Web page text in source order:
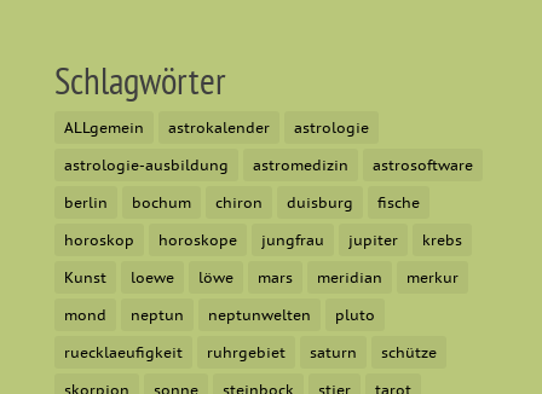
Schlagwörter
ALLgemein astrokalender astrologie
astrologie-ausbildung astromedizin astrosoftware
berlin bochum chiron duisburg fische
horoskop horoskope jungfrau jupiter krebs
Kunst loewe löwe mars meridian merkur
mond neptun neptunwelten pluto
ruecklaeufigkeit ruhrgebiet saturn schütze
skorpion sonne steinbock stier tarot